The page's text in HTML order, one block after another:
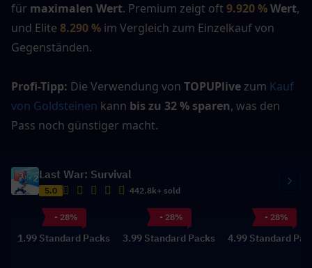
für maximalen Wert. Premium zeigt oft 9.920 % Wert,
und Elite 8.290 % im Vergleich zum Einzelkauf von
Gegenständen.
Profi-Tipp: Die Verwendung von TOPUPlive zum Kauf
von Goldsteinen kann bis zu 32 % sparen, was den
Pass noch günstiger macht.
Last War: Survival
5.0 442.8k+ sold
- 28%
1.99 Standard Packs
- 28%
3.99 Standard Packs
- 28%
4.99 Standard